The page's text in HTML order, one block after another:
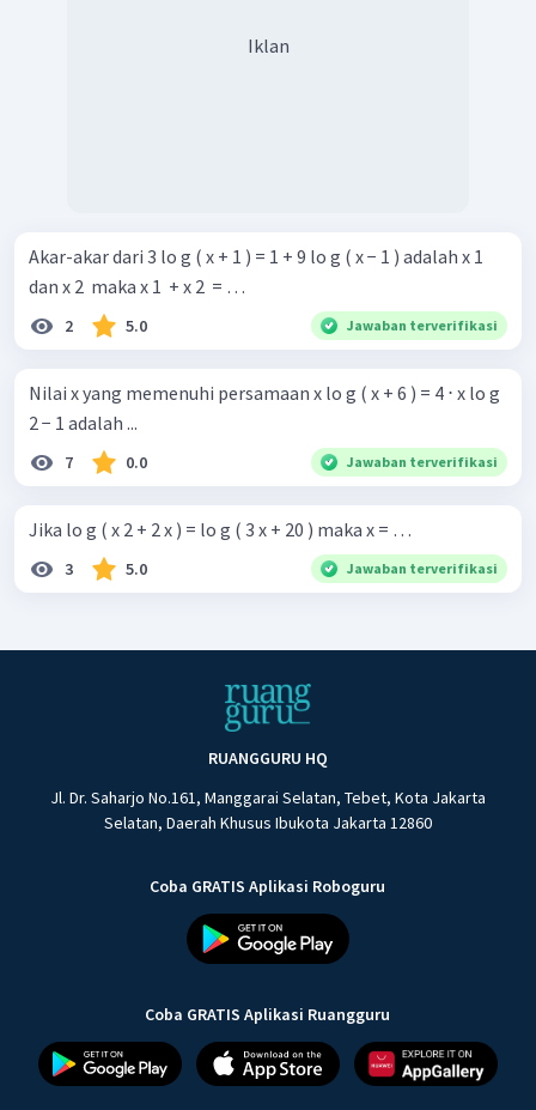
Iklan
Akar-akar dari 3 lo g ( x + 1 ) = 1 + 9 lo g ( x − 1 ) adalah x 1 ​
dan x 2 ​ maka x 1 ​ + x 2 ​ = …
2 5.0 Jawaban terverifikasi
Nilai x yang memenuhi persamaan x lo g ( x + 6 ) = 4 ⋅ x lo g
2 − 1 adalah ...
7 0.0 Jawaban terverifikasi
Jika lo g ( x 2 + 2 x ) = lo g ( 3 x + 20 ) maka x = …
3 5.0 Jawaban terverifikasi
RUANGGURU HQ
Jl. Dr. Saharjo No.161, Manggarai Selatan, Tebet, Kota Jakarta
Selatan, Daerah Khusus Ibukota Jakarta 12860
Coba GRATIS Aplikasi Roboguru
Coba GRATIS Aplikasi Ruangguru